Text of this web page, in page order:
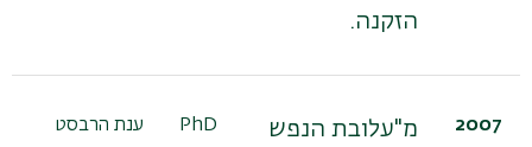
הזקנה.
2007
מ"עלובת הנפש
PhD ענת הרבסט